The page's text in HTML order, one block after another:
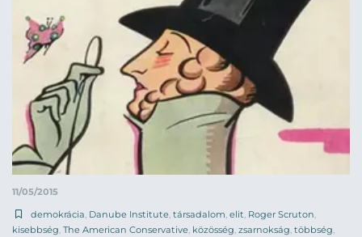
11/05/2015
demokrácia, Danube Institute, társadalom, elit, Roger Scruton,
kisebbség, The American Conservative, közösség, zsarnokság, többség,